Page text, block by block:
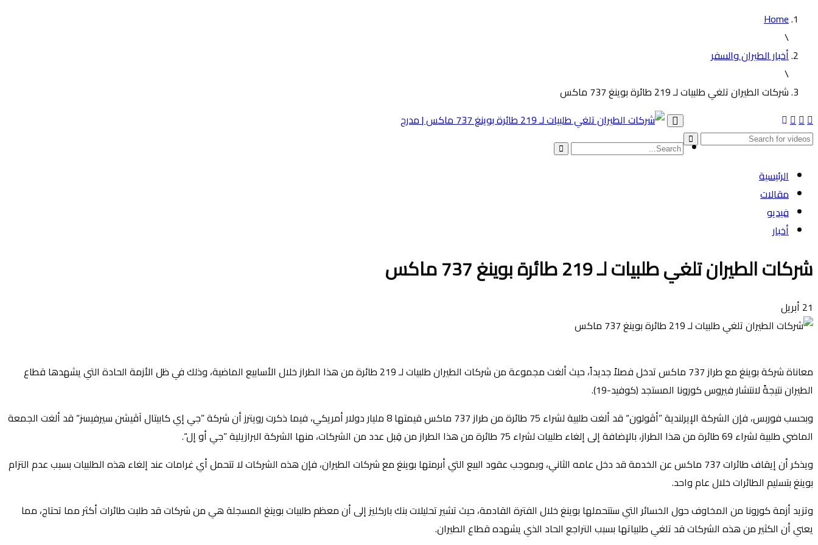
Home
\
أخبار الطيران والسفر
\
شركات الطيران تلغي طلبيات لـ 219 طائرة بوينغ 737 ماكس
Toggle
navigation
الرئيسية
مقالات
فيديو
أخبار
شركات الطيران تلغي طلبيات لـ 219 طائرة بوينغ 737 ماكس
21 أبريل
معاناة شركة بوينغ مع طراز 737 ماكس تدخل فصلاً جديداً، حيث ألغت مجموعة من شركات الطيران طلبيات لـ 219 طائرة من هذا الطراز خلال الأسابيع الماضية، وذلك في ظل الأزمة الحادة التي يشهدها قطاع
الطيران نتيجةً لانتشار فيروس كورونا المستجد (كوفيد-19).
وبحسب فوربس، فإن الشركة الإيرلندية ”أڤولون“ قد ألغت طلبية لشراء 75 طائرة من طراز 737 ماكس قيمتها 8 مليار دولار أمريكي، فيما ذكرت رويترز أن شركة ”جي إي كابيتال آڤيشن سيرفيسز“ قد ألغت الجمعة
الماضي طلبية لشراء 69 طائرة من هذا الطراز، بالإضافة إلى إلغاء طلبيات لشراء 75 طائرة من هذا الطراز من قِبل عدد من الشركات، منها الشركة البرازيلية ”جي أو إل“.
ويذكر أن إيقاف طائرات 737 ماكس عن الخدمة قد دخل عامه الثاني، وبموجب عقود البيع التي أبرمتها بوينغ مع شركات الطيران، فإن هذه الشركات لا تتحمل أي غرامات عند إلغاء هذه الطلبيات بسبب عدم التزام
بوينغ بتسليم الطائرات خلال عام واحد.
وتزيد أزمة كورونا من المخاوف حول الخسائر التي ستتحملها بوينغ خلال الفترة القادمة، حيث تشير تحليلات بنك باركليز إلى أن معظم طلبيات بوينغ المسجلة هي من شركات قد طلبت طائرات أكثر مما تحتاج، مما
يعني أن الكثير من هذه الشركات قد تلغي طلبياتها بسبب التراجع الحاد الذي يشهده قطاع الطيران.